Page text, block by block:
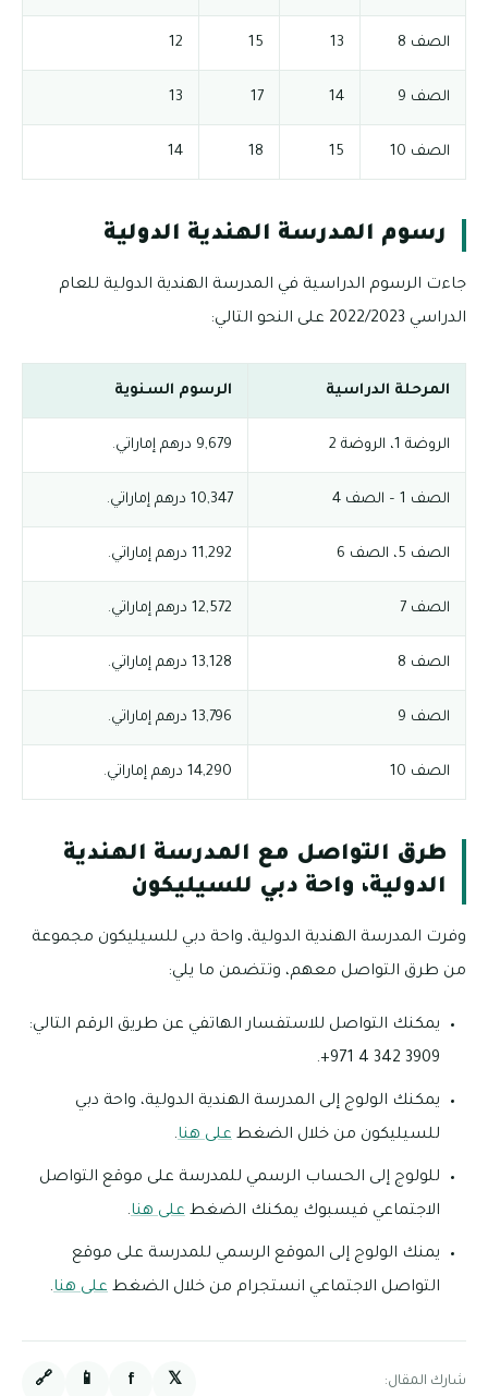
الصف 8 13
15
12
الصف 9 14
17
13
الصف 10 15
18
14
رسوم المدرسة الهندية الدولية
جاءت الرسوم الدراسية في المدرسة الهندية الدولية للعام
الدراسي 2022/2023 على النحو التالي:
المرحلة الدراسية الرسوم السنوية
الروضة 1، الروضة 2 9,679 درهم إماراتي.
الصف 1 – الصف 4 10,347 درهم إماراتي.
الصف 5، الصف 6 11,292 درهم إماراتي.
الصف 7 12,572 درهم إماراتي.
الصف 8 13,128 درهم إماراتي.
الصف 9 13,796 درهم إماراتي.
الصف 10 14,290 درهم إماراتي.
طرق التواصل مع المدرسة الهندية
الدولية، واحة دبي للسيليكون
وفرت المدرسة الهندية الدولية، واحة دبي للسيليكون مجموعة
من طرق التواصل معهم، وتتضمن ما يلي:
يمكنك التواصل للاستفسار الهاتفي عن طريق الرقم التالي:
3909 342 4 971+.
يمكنك الولوج إلى المدرسة الهندية الدولية، واحة دبي
للسيليكون من خلال الضغط على هنا.
للولوج إلى الحساب الرسمي للمدرسة على موقع التواصل
الاجتماعي فيسبوك يمكنك الضغط على هنا.
يمنك الولوج إلى الموقع الرسمي للمدرسة على موقع
التواصل الاجتماعي انستجرام من خلال الضغط على هنا.
شارك المقال: 𝕏
f
📱
🔗